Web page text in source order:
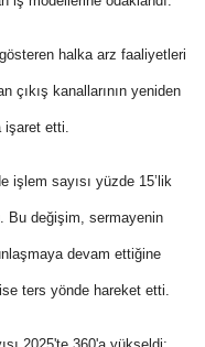
halka arz faaliyetleri
çıkış kanallarının yeniden
işaret etti.
işlem sayısı yüzde 15’lik
Bu değişim, sermayenin
devam ettiğine
ters yönde hareket etti.